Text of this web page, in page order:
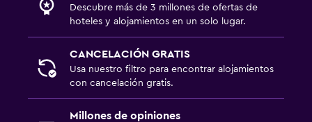
Descubre más de 3 millones de ofertas de
hoteles y alojamientos en un solo lugar.
CANCELACIÓN GRATIS
Usa nuestro filtro para encontrar alojamientos
con cancelación gratis.
Millones de opiniones